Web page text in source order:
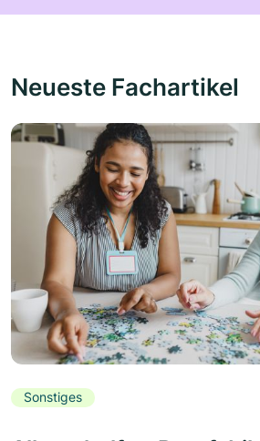
Neueste Fachartikel
Sonstiges